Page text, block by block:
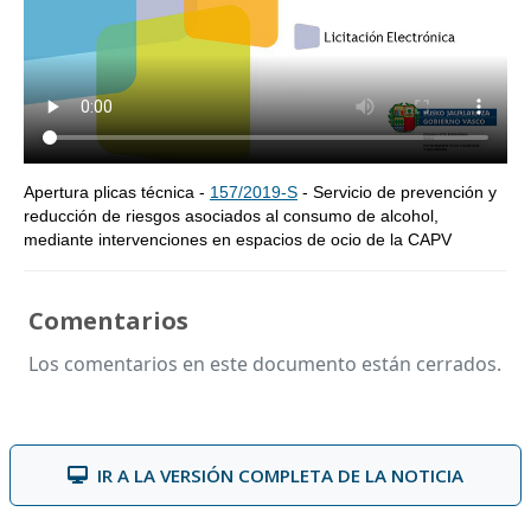
Apertura plicas técnica - 157/2019-S - Servicio de prevención y
reducción de riesgos asociados al consumo de alcohol,
mediante intervenciones en espacios de ocio de la CAPV
Comentarios
Los comentarios en este documento están cerrados.
IR A LA VERSIÓN COMPLETA DE LA NOTICIA